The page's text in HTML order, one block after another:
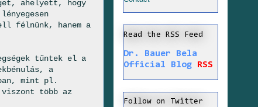
ahelyett, hogy
félnünk, hanem a
tűntek el a
a
mint pl.
több az
Read the RSS Feed
Dr. Bauer Bela
Official Blog
RSS
Follow on Twitter